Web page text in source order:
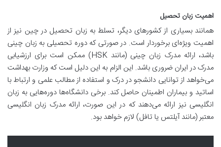
اهمیت زبان تحصیل
همانند بسیاری از کشورهای دیگر، تسلط به زبان تحصیل در چین نیز از
اهمیت ویژه‌ای برخوردار است. در صورتی که دوره تحصیلی به زبان چینی
باشد، ارائه مدرک زبان چینی (مانند HSK) ممکن است برای ارزشیابی
مدرک در ایران ضروری باشد. این الزام به این دلیل است که وزارت بهداشت
می‌خواهد از توانایی دانشجو در درک و استفاده از مطالب علمی و ارتباط با
اساتید و بیماران اطمینان حاصل کند. برخی دانشگاه‌ها دوره‌هایی به زبان
انگلیسی نیز ارائه می‌دهند که در این صورت، ارائه مدرک زبان انگلیسی
معتبر (مانند آیلتس یا تافل) لازم خواهد بود.